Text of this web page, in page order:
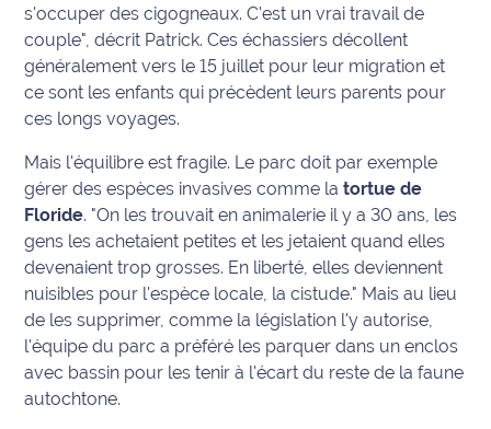
s'occuper des cigogneaux. C'est un vrai travail de
couple", décrit Patrick. Ces échassiers décollent
généralement vers le 15 juillet pour leur migration et
ce sont les enfants qui précèdent leurs parents pour
ces longs voyages.
Mais l'équilibre est fragile. Le parc doit par exemple
gérer des espèces invasives comme latortue de
Floride. "On les trouvait en animalerie il y a 30 ans, les
gens les achetaient petites et les jetaient quand elles
devenaient trop grosses. En liberté, elles deviennent
nuisibles pour l'espèce locale, la cistude." Mais au lieu
de les supprimer, comme la législation l'y autorise,
l'équipe du parc a préféré les parquer dans un enclos
avec bassin pour les tenir à l'écart du reste de la faune
autochtone.